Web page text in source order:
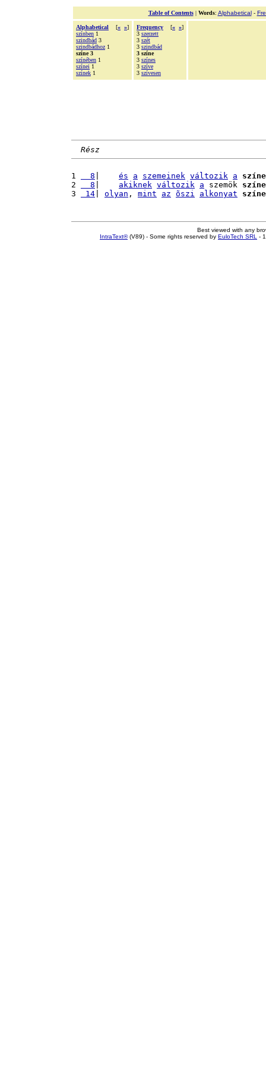
Table of Contents| Words: Alphabetical-
Alphabetical [« »]
színben 1
szindbád 3
szindbádhoz 1
színe 3
színében 1
színei 1
színek 1
Frequency [« »]
3 szerzett
3 szét
3 szindbád
3 színe
3 színes
3 szíve
3 szívesen
Rész
1
  8
és a szemeinek változik a
színe
2
  8
akiknek változik a szemök színe
3
14 olyan , mint az õszi alkonyat színe
Best viewed with any
IntraText®(V89) - Some rights reserved by EuloTech SRL -